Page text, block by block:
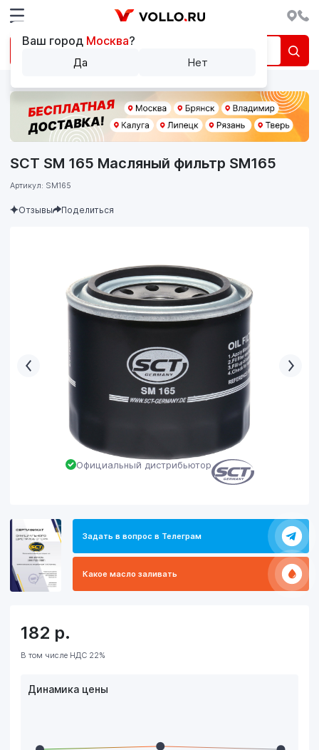
Официальный дистрибьютор
Задать в вопрос в Телеграм
Какое масло заливать
SCT SM 165 Масляный фильтр SM165
Артикул: SM165
Отзывы Поделиться
182 р.
В том числе НДС 22%
Динамика цены
Ваш город Москва?
Да Нет